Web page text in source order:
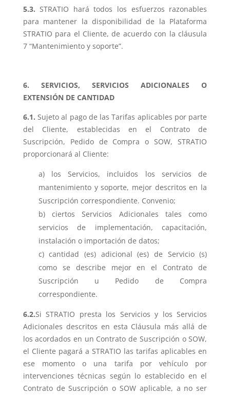
5.3. STRATIO hará todos los esfuerzos razonables
para mantener la disponibilidad de la Plataforma
STRATIO para el Cliente, de acuerdo con la cláusula
7 “Mantenimiento y soporte”.
6. SERVICIOS, SERVICIOS ADICIONALES O
EXTENSIÓN DE CANTIDAD
6.1.Sujeto al pago de las Tarifas aplicables por parte
del Cliente, establecidas en el Contrato de
Suscripción, Pedido de Compra o SOW, STRATIO
proporcionará al Cliente:
los Servicios, incluidos los servicios de
mantenimiento y soporte, mejor descritos en la
Suscripción correspondiente. Convenio;
ciertos Servicios Adicionales tales como
servicios de implementación, capacitación,
instalación o importación de datos;
cantidad (es) adicional (es) de Servicio (s)
como se describe mejor en el Contrato de
Suscripción u Pedido de Compra
correspondiente.
6.2.Si STRATIO presta los Servicios y los Servicios
Adicionales descritos en esta Cláusula más allá de
los acordados en un Contrato de Suscripción o SOW,
el Cliente pagará a STRATIO las tarifas aplicables en
ese momento o una tarifa por vehículo por
intervenciones técnicas según lo establecido en el
Contrato de Suscripción o SOW aplicable, a no ser